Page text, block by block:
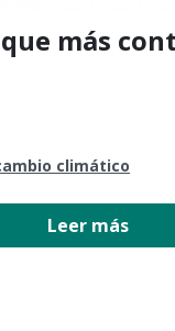
más
climático
Leer más